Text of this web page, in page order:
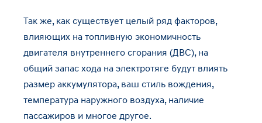
Так же, как существует целый ряд факторов,
влияющих на топливную экономичность
двигателя внутреннего сгорания (ДВС), на
общий запас хода на электротяге будут влиять
размер аккумулятора, ваш стиль вождения,
температура наружного воздуха, наличие
пассажиров и многое другое.